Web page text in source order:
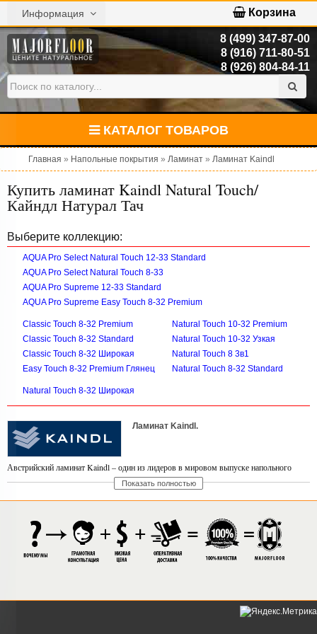
Информация Корзина
8 (499) 347-87-00
8 (916) 711-80-51
8 (926) 804-84-11
КАТАЛОГ ТОВАРОВ
Главная » Напольные покрытия » Ламинат » Ламинат Kaindl
Купить ламинат Kaindl Natural Touch/
Кайндл Натурал Тач
Выберите коллекцию:
AQUA Pro Select Natural Touch 12-33 Standard
AQUA Pro Select Natural Touch 8-33
AQUA Pro Supreme 12-33 Standard
AQUA Pro Supreme Easy Touch 8-32 Premium
Classic Touch 8-32 Premium
Classic Touch 8-32 Standard
Classic Touch 8-32 Широкая
Easy Touch 8-32 Premium Глянец
Natural Touch 10-32 Premium
Natural Touch 10-32 Узкая
Natural Touch 8 3в1
Natural Touch 8-32 Standard
Natural Touch 8-32 Широкая
Ламинат Kaindl.
Австрийский ламинат Kaindl – один из лидеров в мировом выпуске напольного
покрытия по оценкам экспертов. Более века назад началась история семейного
бизнеса Kaindl с маленькой лесопилки в австрийских лесах. Теперь же в концерне
работает более 850 специалистов на высокоточном оборудовании в различных
цехах и логистических центрах. Европейское качество ламината – гордость
компании Kaindl.
Этот ламинат выпускают на основе древесно-стружечных материалов, его
экологичность подтверждена испытаниями и соответствующими сертификатами. В
Показать полностью